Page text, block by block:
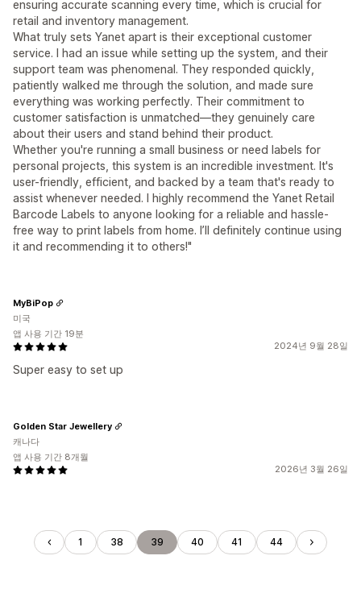
ensuring accurate scanning every time, which is crucial for
retail and inventory management.
What truly sets Yanet apart is their exceptional customer
service. I had an issue while setting up the system, and their
support team was phenomenal. They responded quickly,
patiently walked me through the solution, and made sure
everything was working perfectly. Their commitment to
customer satisfaction is unmatched—they genuinely care
about their users and stand behind their product.
Whether you're running a small business or need labels for
personal projects, this system is an incredible investment. It's
user-friendly, efficient, and backed by a team that's ready to
assist whenever needed. I highly recommend the Yanet Retail
Barcode Labels to anyone looking for a reliable and hassle-
free way to print labels from home. I’ll definitely continue using
it and recommending it to others!"
2024년 9월 28일
Super easy to set up
MyBiPop
미국
앱 사용 기간 19분
2026년 3월 26일
Golden Star Jewellery
캐나다
앱 사용 기간 8개월
1 38 39 40 41 44